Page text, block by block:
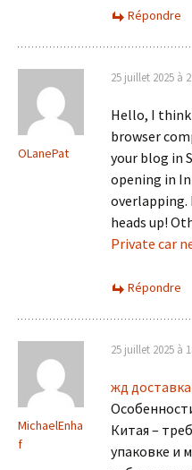
Répondre
OLanePat
25 juillet 2025 à
Hello, I
browser
your blog in
opening in
overlapping.
heads up!
Private car
Répondre
MichaelEnha
f
25 juillet 2025 à
жд
Китая –
упаковке и